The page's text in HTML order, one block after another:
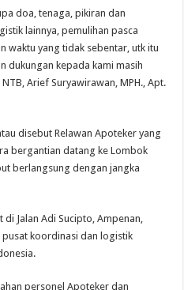
doa, tenaga, pikiran dan
lainnya, pemulihan pasca
waktu yang tidak sebentar, utk itu
dukungan kepada kami masih
Arief Suryawirawan, MPH., Apt.
disebut Relawan Apoteker yang
bergantian datang ke Lombok
berlangsung dengan jangka
Jalan Adi Sucipto, Ampenan,
koordinasi dan logistik
personel Apoteker dan